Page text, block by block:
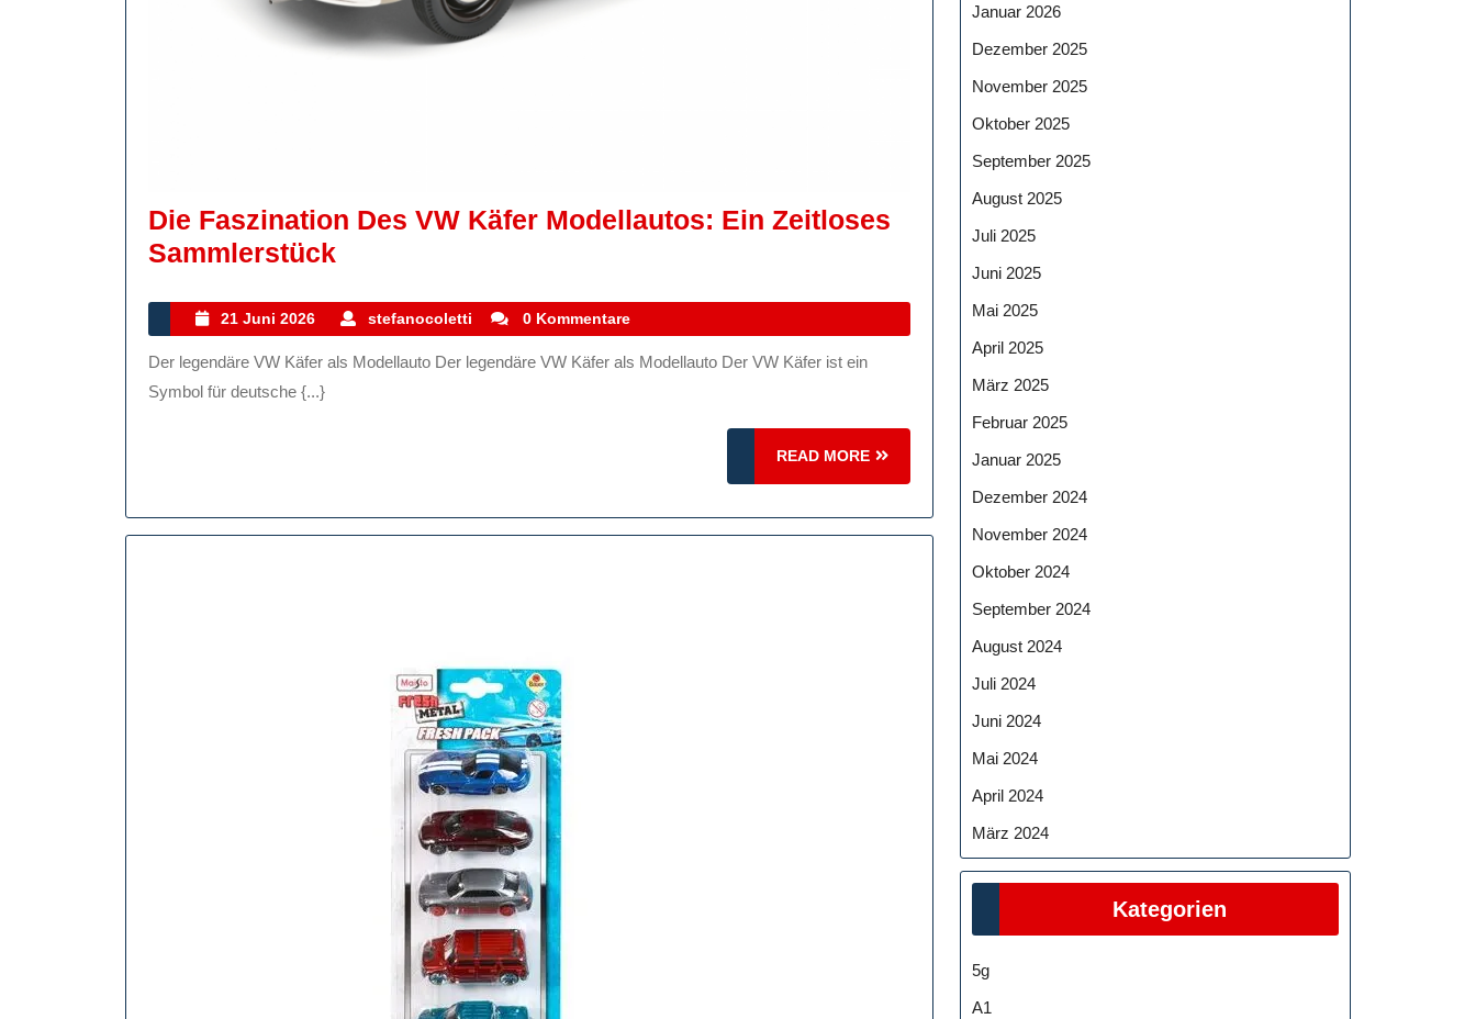
Die Faszination Des VW Käfer Modellautos: Ein Zeitloses
SammlerstückDie
Des
VW
Sammlerstück
21 Juni 2026
21
Juni
2026
stefanocoletti stefanocoletti
0 Kommentare
Der legendäre VW Käfer als Modellauto Der legendäre VW Käfer als Modellauto Der VW Käfer ist ein
Symbol für deutsche {...}
READ MORE
READ
MORE
Januar 2026
Dezember 2025
November 2025
Oktober 2025
September 2025
August 2025
Juli 2025
Juni 2025
Mai 2025
April 2025
März 2025
Februar 2025
Januar 2025
Dezember 2024
November 2024
Oktober 2024
September 2024
August 2024
Juli 2024
Juni 2024
Mai 2024
April 2024
März 2024
Kategorien
5g
A1